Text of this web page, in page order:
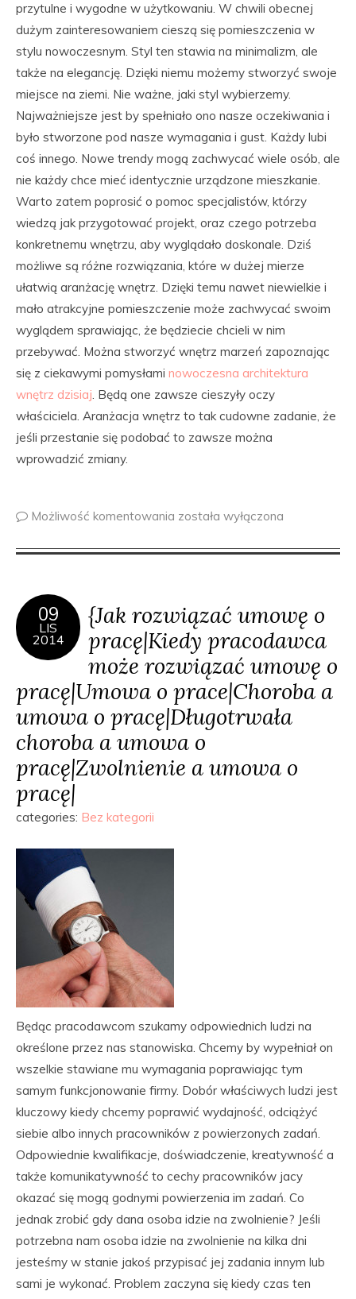
przytulne i wygodne w użytkowaniu. W chwili obecnej
dużym zainteresowaniem cieszą się pomieszczenia w
stylu nowoczesnym. Styl ten stawia na minimalizm, ale
także na elegancję. Dzięki niemu możemy stworzyć swoje
miejsce na ziemi. Nie ważne, jaki styl wybierzemy.
Najważniejsze jest by spełniało ono nasze oczekiwania i
było stworzone pod nasze wymagania i gust. Każdy lubi
coś innego. Nowe trendy mogą zachwycać wiele osób, ale
nie każdy chce mieć identycznie urządzone mieszkanie.
Warto zatem poprosić o pomoc specjalistów, którzy
wiedzą jak przygotować projekt, oraz czego potrzeba
konkretnemu wnętrzu, aby wyglądało doskonale. Dziś
możliwe są różne rozwiązania, które w dużej mierze
ułatwią aranżację wnętrz. Dzięki temu nawet niewielkie i
mało atrakcyjne pomieszczenie może zachwycać swoim
wyglądem sprawiając, że będziecie chcieli w nim
przebywać. Można stworzyć wnętrz marzeń zapoznając
się z ciekawymi pomysłami nowoczesna architektura
wnętrz dzisiaj. Będą one zawsze cieszyły oczy
właściciela. Aranżacja wnętrz to tak cudowne zadanie, że
jeśli przestanie się podobać to zawsze można
wprowadzić zmiany.
Możliwość komentowania została wyłączona
09
LIS
2014
{Jak rozwiązać umowę o
pracę|Kiedy pracodawca
może rozwiązać umowę o
pracę|Umowa o prace|Choroba a
umowa o pracę|Długotrwała
choroba a umowa o
pracę|Zwolnienie a umowa o
pracę|
categories: Bez kategorii
Będąc pracodawcom szukamy odpowiednich ludzi na
określone przez nas stanowiska. Chcemy by wypełniał on
wszelkie stawiane mu wymagania poprawiając tym
samym funkcjonowanie firmy. Dobór właściwych ludzi jest
kluczowy kiedy chcemy poprawić wydajność, odciążyć
siebie albo innych pracowników z powierzonych zadań.
Odpowiednie kwalifikacje, doświadczenie, kreatywność a
także komunikatywność to cechy pracowników jacy
okazać się mogą godnymi powierzenia im zadań. Co
jednak zrobić gdy dana osoba idzie na zwolnienie? Jeśli
potrzebna nam osoba idzie na zwolnienie na kilka dni
jesteśmy w stanie jakoś przypisać jej zadania innym lub
sami je wykonać. Problem zaczyna się kiedy czas ten